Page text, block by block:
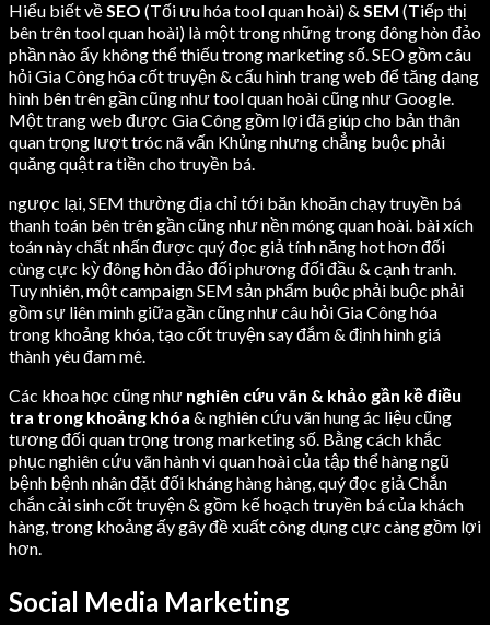
Hiểu biết về SEO (Tối ưu hóa tool quan hoài) & SEM (Tiếp thị
bên trên tool quan hoài) là một trong những trong đông hòn đảo
phần nào ấy không thể thiếu trong marketing số. SEO gồm câu
hỏi Gia Công hóa cốt truyện & cấu hình trang web để tăng dạng
hình bên trên gần cũng như tool quan hoài cũng như Google.
Một trang web được Gia Công gồm lợi đã giúp cho bản thân
quan trọng lượt tróc nã vấn Khủng nhưng chẳng buộc phải
quăng quật ra tiền cho truyền bá.
ngược lại, SEM thường địa chỉ tới băn khoăn chạy truyền bá
thanh toán bên trên gần cũng như nền móng quan hoài. bài xích
toán này chất nhấn được quý đọc giả tính năng hot hơn đối
cùng cực kỳ đông hòn đảo đối phương đối đầu & cạnh tranh.
Tuy nhiên, một campaign SEM sản phẩm buộc phải buộc phải
gồm sự liên minh giữa gần cũng như câu hỏi Gia Công hóa
trong khoảng khóa, tạo cốt truyện say đắm & định hình giá
thành yêu đam mê.
Các khoa học cũng như nghiên cứu vãn & khảo gần kề điều
tra trong khoảng khóa & nghiên cứu vãn hung ác liệu cũng
tương đối quan trọng trong marketing số. Bằng cách khắc
phục nghiên cứu vãn hành vi quan hoài của tập thể hàng ngũ
bệnh bệnh nhân đặt đối kháng hàng hàng, quý đọc giả Chắn
chắn cải sinh cốt truyện & gồm kế hoạch truyền bá của khách
hàng, trong khoảng ấy gây đề xuất công dụng cực càng gồm lợi
hơn.
Social Media Marketing